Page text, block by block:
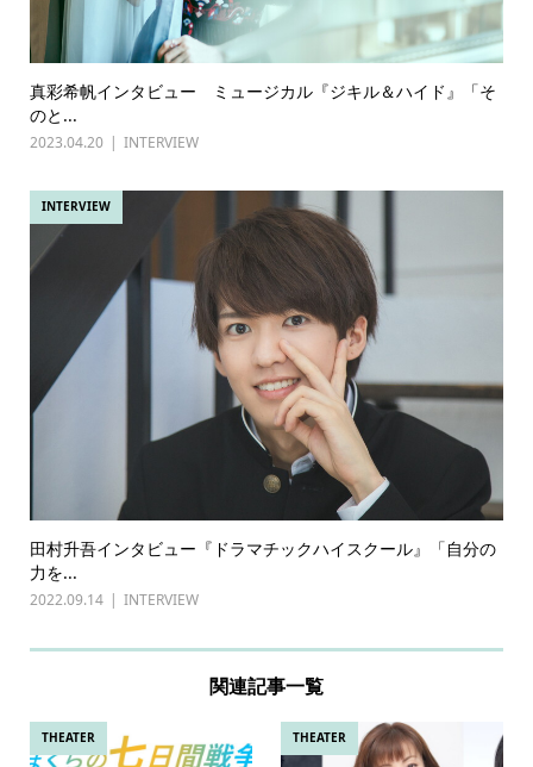
真彩希帆インタビュー ミュージカル『ジキル＆ハイド』「そ
のと...
2023.04.20 INTERVIEW
INTERVIEW
田村升吾インタビュー『ドラマチックハイスクール』「自分の
力を...
2022.09.14 INTERVIEW
関連記事一覧
THEATER THEATER